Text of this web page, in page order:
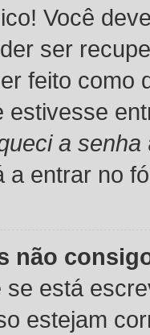
Você
ser
feito como
estivesse
a senha
a entrar no
não
se está
estejam